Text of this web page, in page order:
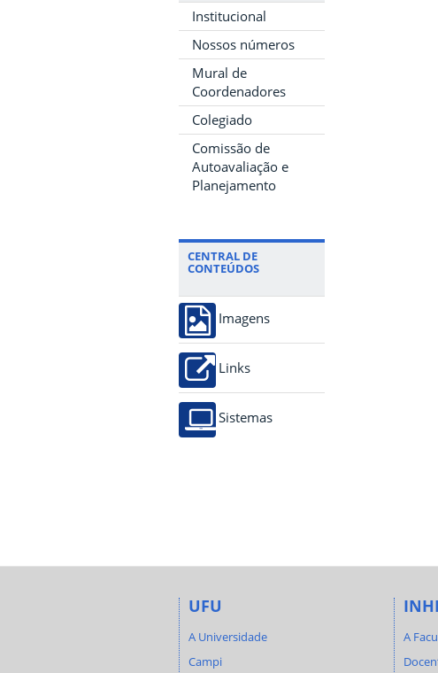
Institucional
Nossos números
Mural de
Coordenadores
Colegiado
Comissão de
Autoavaliação e
Planejamento
CENTRAL DE
CONTEÚDOS
Imagens
Links
Sistemas
UFU
A Universidade
Campi
A